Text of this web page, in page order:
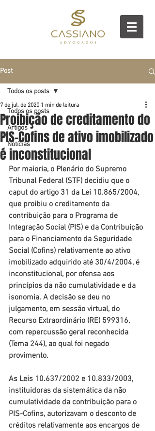
Post
Todos os posts
Artigos
Notícias
Todos os posts
Proibição de creditamento do
PIS-Cofins de ativo imobilizado
é inconstitucional
7 de jul. de 2020 1 min de leitura
Por maioria, o Plenário do Supremo
Tribunal Federal (STF) decidiu que o
caput do artigo 31 da Lei 10.865/2004,
que proibiu o creditamento da
contribuição para o Programa de
Integração Social (PIS) e da Contribuição
para o Financiamento da Seguridade
Social (Cofins) relativamente ao ativo
imobilizado adquirido até 30/4/2004, é
inconstitucional, por ofensa aos
princípios da não cumulatividade e da
isonomia. A decisão se deu no
julgamento, em sessão virtual, do
Recurso Extraordinário (RE) 599316,
com repercussão geral reconhecida
(Tema 244), ao qual foi negado
provimento.
As Leis 10.637/2002 e 10.833/2003,
instituidoras da sistemática da não
cumulatividade da contribuição para o
PIS-Cofins, autorizavam o desconto de
créditos relativamente aos encargos de